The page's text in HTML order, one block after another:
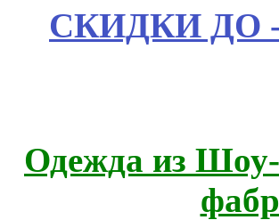
СКИДКИ ДО
Одежда из